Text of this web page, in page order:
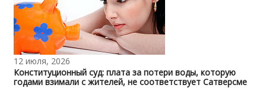
12 июля, 2026
Конституционный суд: плата за потери воды, которую
годами взимали с жителей, не соответствует Сатверсме